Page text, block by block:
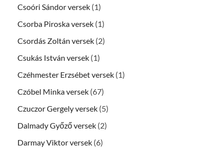
Csoóri Sándor versek (1)
Csorba Piroska versek (1)
Csordás Zoltán versek (2)
Csukás István versek (1)
Czéhmester Erzsébet versek (1)
Czóbel Minka versek (67)
Czuczor Gergely versek (5)
Dalmady Győző versek (2)
Darmay Viktor versek (6)